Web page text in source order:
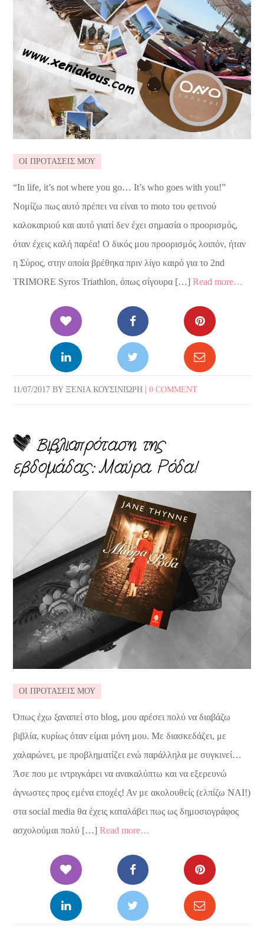
ΟΙ ΠΡΟΤΑΣΕΙΣ ΜΟΥ
“In life, it’s not where you go… It’s who goes with you!”
Νομίζω πως αυτό πρέπει να είναι το moto του φετινού
καλοκαιριού και αυτό γιατί δεν έχει σημασία ο προορισμός,
όταν έχεις καλή παρέα! Ο δικός μου προορισμός λοιπόν, ήταν
η Σύρος, στην οποία βρέθηκα πριν λίγο καιρό για το 2nd
TRIMORE Syros Triathlon, όπως σίγουρα […]Read more…
11/07/2017 BYΞΈΝΙΑ ΚΟΥΣΙΝΙΏΡΗ |0 COMMENT
Βιβλιοπρόταση της
εβδομάδας: Μαύρα Ρόδα!
ΟΙ ΠΡΟΤΑΣΕΙΣ ΜΟΥ
Όπως έχω ξαναπεί στο blog, μου αρέσει πολύ να διαβάζω
βιβλία, κυρίως όταν είμαι μόνη μου. Με διασκεδάζει, με
χαλαρώνει, με προβληματίζει ενώ παράλληλα με συγκινεί…
Άσε που με ιντριγκάρει να ανακαλύπτω και να εξερευνώ
άγνωστες προς εμένα εποχές! Αν με ακολουθείς (ελπίζω ΝΑΙ!)
στα social media θα έχεις καταλάβει πως ως δημοσιογράφος
ασχολούμαι πολύ […]Read more…